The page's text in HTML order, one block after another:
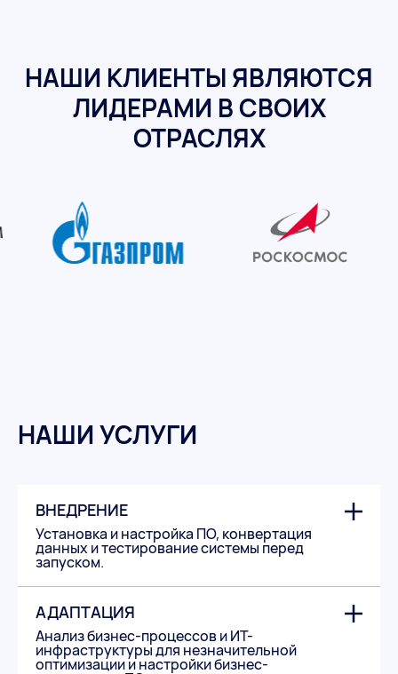
НАШИ КЛИЕНТЫ ЯВЛЯЮТСЯ
ЛИДЕРАМИ В СВОИХ
ОТРАСЛЯХ
НАШИ УСЛУГИ
ВНЕДРЕНИЕ
Установка и настройка ПО, конвертация
данных и тестирование системы перед
запуском.
АДАПТАЦИЯ
Анализ бизнес-процессов и ИТ-
инфраструктуры для незначительной
оптимизации и настройки бизнес-